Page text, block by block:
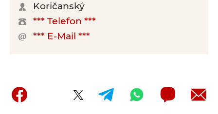
Koričanský
*** Telefon ***
*** E-Mail ***